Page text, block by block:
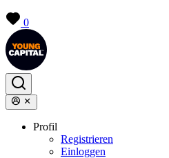
0
Profil
Registrieren
Einloggen